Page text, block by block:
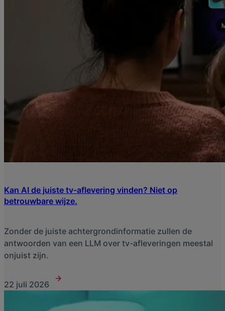
Kan AI de juiste tv-aflevering vinden? Niet op
betrouwbare wijze.
Zonder de juiste achtergrondinformatie zullen de
antwoorden van een LLM over tv-afleveringen meestal
onjuist zijn.
22 juli 2026